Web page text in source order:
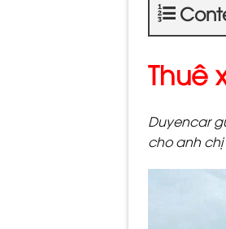
Thuê
Duyencar
cho anh